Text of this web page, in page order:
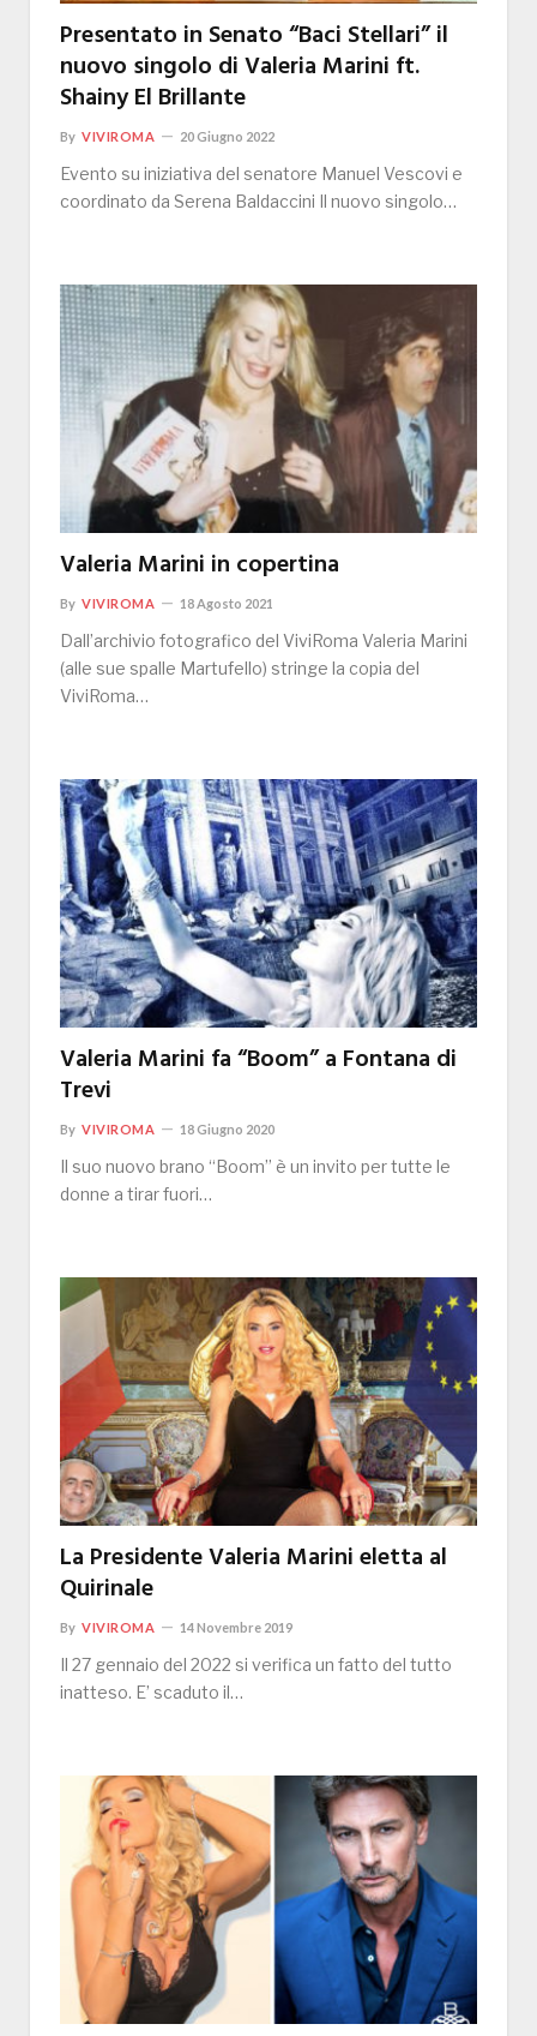
Presentato in Senato “Baci Stellari” il
nuovo singolo di Valeria Marini ft.
Shainy El Brillante
By VIVIROMA 20 Giugno 2022
Evento su iniziativa del senatore Manuel Vescovi e
coordinato da Serena Baldaccini Il nuovo singolo…
Valeria Marini in copertina
By VIVIROMA 18 Agosto 2021
Dall’archivio fotografico del ViviRoma Valeria Marini
(alle sue spalle Martufello) stringe la copia del
ViviRoma…
Valeria Marini fa “Boom” a Fontana di
Trevi
By VIVIROMA 18 Giugno 2020
Il suo nuovo brano “Boom” è un invito per tutte le
donne a tirar fuori…
La Presidente Valeria Marini eletta al
Quirinale
By VIVIROMA 14 Novembre 2019
Il 27 gennaio del 2022 si verifica un fatto del tutto
inatteso. E’ scaduto il…